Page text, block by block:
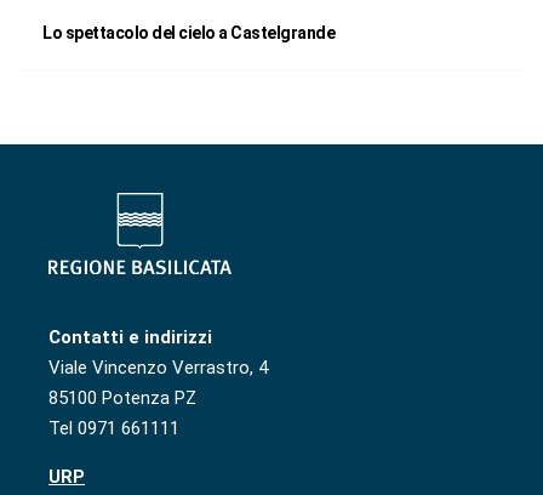
Lo spettacolo del cielo a Castelgrande
Contatti e indirizzi
Viale Vincenzo Verrastro, 4
85100 Potenza PZ
Tel 0971 661111
URP